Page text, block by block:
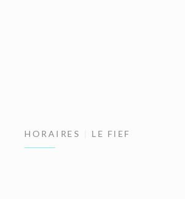
HORAIRES LE FIEF